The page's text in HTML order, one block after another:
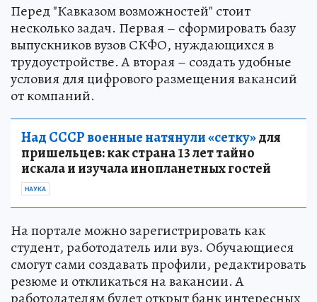
Перед "Кавказом возможностей" стоит
несколько задач. Первая – сформировать базу
выпускников вузов СКФО, нуждающихся в
трудоустройстве. А вторая – создать удобные
условия для цифрового размещения вакансий
от компаний.
Над СССР военные натянули «сетку»для
пришельцев: как страна 13 лет тайно
искала и изучала инопланетных гостей
НАУКА
На портале можно зарегистрировать как
студент, работодатель или вуз. Обучающиеся
смогут сами создавать профили, редактировать
резюме и откликаться на вакансии. А
работодателям будет открыт банк интересных